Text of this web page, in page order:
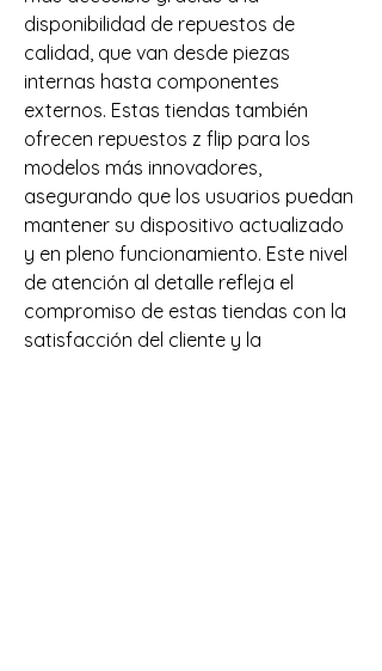
disponibilidad de repuestos de
calidad, que van desde piezas
internas hasta componentes
externos. Estas tiendas también
ofrecen repuestos z flip para los
modelos más innovadores,
asegurando que los usuarios puedan
mantener su dispositivo actualizado
y en pleno funcionamiento. Este nivel
de atención al detalle refleja el
compromiso de estas tiendas con la
satisfacción del cliente y la